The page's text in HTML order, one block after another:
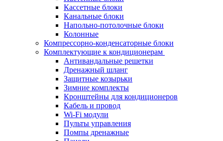
Кассетные блоки
Канальные блоки
Напольно-потолочные блоки
Колонные
Компрессорно-конденсаторные блоки
Комплектующие к кондиционерам
Антивандальные решетки
Дренажный шланг
Защитные козырьки
Зимние комплекты
Кронштейны для кондиционеров
Кабель и провод
Wi-Fi модули
Пульты управления
Помпы дренажные